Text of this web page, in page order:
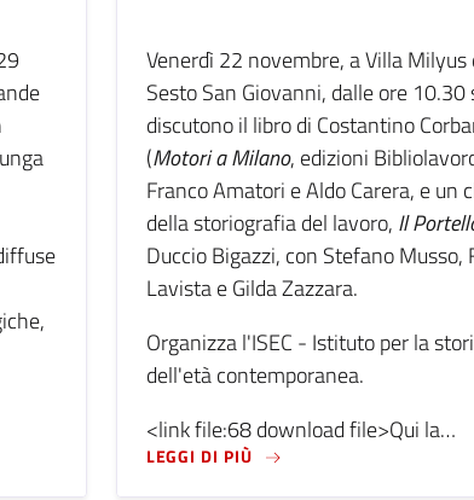
MOSTRA DELLA FOTOTECA ANSALDO
Venerdì 22 novembre, a Villa Milyus
Sesto San Giovanni, dalle ore 10.30
discutono il libro di Costantino
(Motori a Milano, edizioni
Franco Amatori e Aldo Carera, e un
della storiografia del lavoro, Il
Duccio Bigazzi, con Stefano Musso,
Lavista e Gilda Zazzara.
Organizza l'ISEC - Istituto per la
dell'età contemporanea.
<link file:68 download file>Qui la…
LEGGI DI PIÙLEGGI DI PIÙ SU SESTO